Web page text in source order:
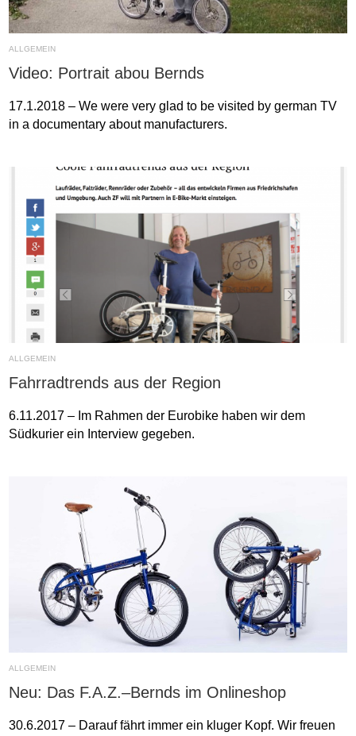
ALLGEMEIN
Video: Portrait abou Bernds
17.1.2018 – We were very glad to be visited by german TV
in a documentary about manufacturers.
ALLGEMEIN
Fahrradtrends aus der Region
6.11.2017 – Im Rahmen der Eurobike haben wir dem
Südkurier ein Interview gegeben.
ALLGEMEIN
Neu: Das F.A.Z.–Bernds im Onlineshop
30.6.2017 – Darauf fährt immer ein kluger Kopf. Wir freuen